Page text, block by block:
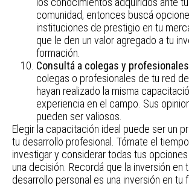
comunidad, entonces buscá
instituciones de prestigio en tu
que le den un valor agregado a tu
formación.
Consultá a colegas y
colegas o profesionales de tu red
hayan realizado la misma
experiencia en el campo. Sus
pueden ser valiosos.
Elegir la capacitación ideal puede ser un
tu desarrollo profesional. Tómate el
investigar y considerar todas tus
una decisión. Recordá que la inversión en
desarrollo personal es una inversión en tu